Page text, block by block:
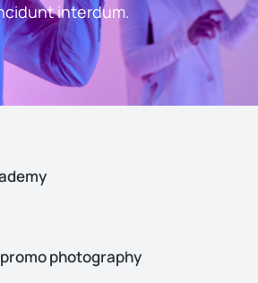
interdum.
photography